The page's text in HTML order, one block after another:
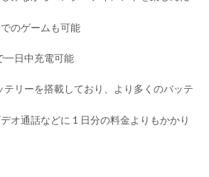
のゲームも可能
一日中充電可能
リーを搭載しており、より多くのバッテ
オ通話などに 1 日分の料金よりもかかり